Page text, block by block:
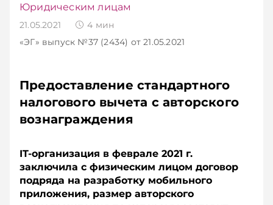
Юридическим лицам
21.05.2021 4 мин
«ЭГ» выпуск №37 (2434) от 21.05.2021
Предоставление стандартного
налогового вычета с авторского
вознаграждения
IT-организация в феврале 2021 г.
заключила с физическим лицом договор
подряда на разработку мобильного
приложения, размер авторского